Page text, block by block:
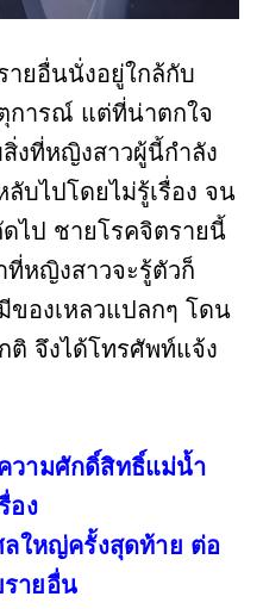
ายอื่นนั่งอยู่ใกล้กับ
การณ์ แต่ที่น่าตกใจ
งที่หญิงสาวผู้นี้กำลัง
บไปโดยไม่รู้เรื่อง จน
ไป ชายโรคจิตรายนี้
ที่หญิงสาวจะรู้ตัวก็
ของเหลวแปลกๆ โดน
ติ จึงได้โทรศัพท์แจ้ง
วามศักดิ์สิทธิ์แม่น้ำ
อง
ลใหญ่ครั้งสุดท้าย ต่อ
ายอื่น